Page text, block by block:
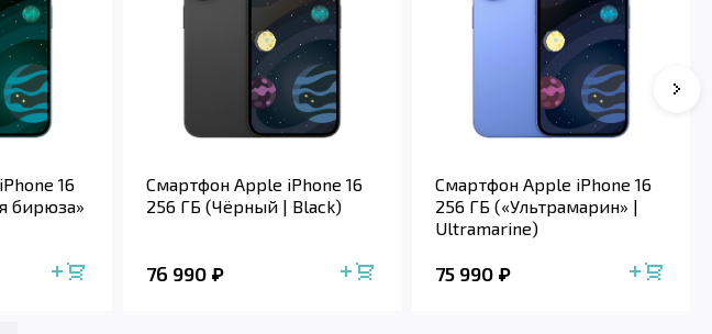
16
бирюза»
Смартфон Apple iPhone 16
256 ГБ (Чёрный | Black)
76 990
Смартфон Apple iPhone 16
256 ГБ («Ультрамарин» |
Ultramarine)
75 990